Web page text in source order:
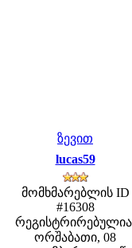
ზევით
lucas59
მომხმარებლის ID
#16308
ორშაბათი, 08